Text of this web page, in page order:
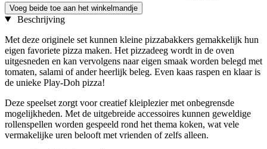
Voeg beide toe aan het winkelmandje
Beschrijving
Met deze originele set kunnen kleine pizzabakkers gemakkelijk hun
eigen favoriete pizza maken. Het pizzadeeg wordt in de oven
uitgesneden en kan vervolgens naar eigen smaak worden belegd met
tomaten, salami of ander heerlijk beleg. Even kaas raspen en klaar is
de unieke Play-Doh pizza!
Deze speelset zorgt voor creatief kleiplezier met onbegrensde
mogelijkheden. Met de uitgebreide accessoires kunnen geweldige
rollenspellen worden gespeeld rond het thema koken, wat vele
vermakelijke uren belooft met vrienden of zelfs alleen.